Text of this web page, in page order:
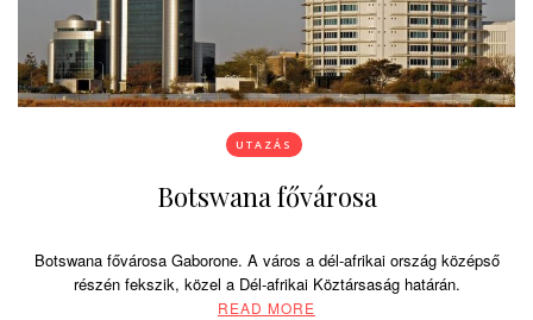
UTAZÁS
Botswana fővárosa
Botswana fővárosa Gaborone. A város a dél-afrikai ország középső
részén fekszik, közel a Dél-afrikai Köztársaság határán.
READ MORE